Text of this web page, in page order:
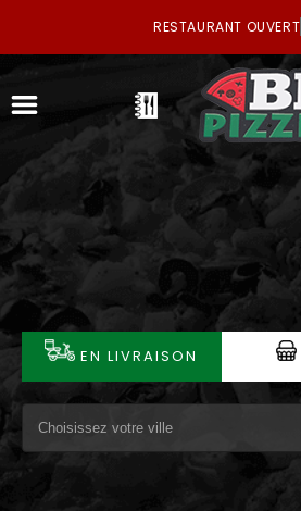
RESTAURANT OUVERT
ACCUEIL
LA CARTE
VOTRE COMPTE
NOTRE RESTAURANT
VOS AVIS
EN LIVRAISON